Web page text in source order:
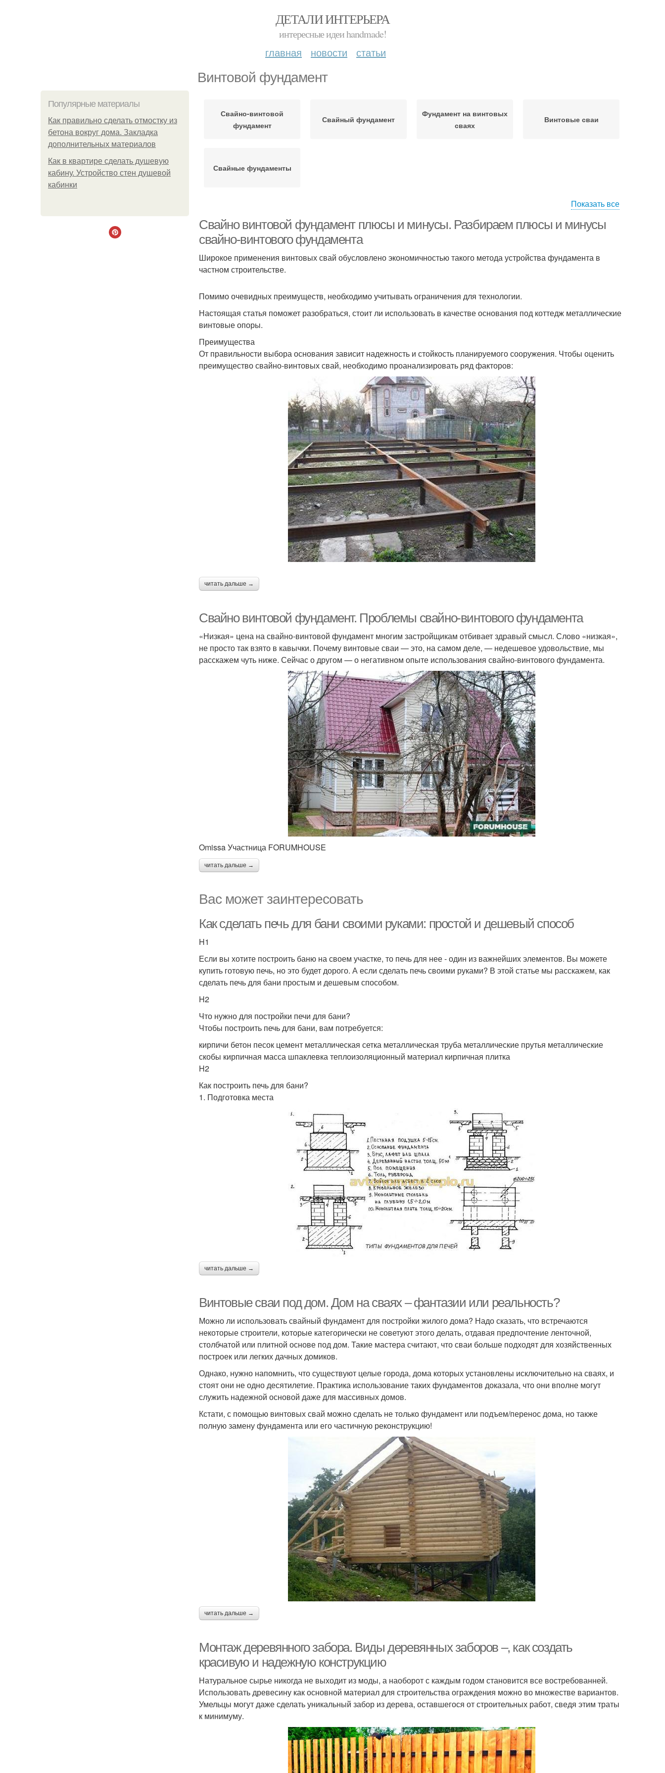
ДЕТАЛИ ИНТЕРЬЕРА
интересные идеи handmade!
главная новости статьи
Винтовой фундамент
Популярные материалы
Как правильно сделать отмостку из
бетона вокруг дома. Закладка
дополнительных материалов
Как в квартире сделать душевую
кабину. Устройство стен душевой
кабинки
Свайно-винтовой
фундамент
Свайный фундамент
Фундамент на винтовых
сваях
Винтовые сваи
Свайные фундаменты
Показать все
Свайно винтовой фундамент плюсы и минусы. Разбираем плюсы и минусы
свайно-винтового фундамента
Широкое применения винтовых свай обусловлено экономичностью такого метода устройства фундамента в
частном строительстве.
Помимо очевидных преимуществ, необходимо учитывать ограничения для технологии.
Настоящая статья поможет разобраться, стоит ли использовать в качестве основания под коттедж металлические
винтовые опоры.
Преимущества
От правильности выбора основания зависит надежность и стойкость планируемого сооружения. Чтобы оценить
преимущество свайно-винтовых свай, необходимо проанализировать ряд факторов:
читать дальше →
Свайно винтовой фундамент. Проблемы свайно-винтового фундамента
«Низкая» цена на свайно-винтовой фундамент многим застройщикам отбивает здравый смысл. Слово «низкая»,
не просто так взято в кавычки. Почему винтовые сваи — это, на самом деле, — недешевое удовольствие, мы
расскажем чуть ниже. Сейчас о другом — о негативном опыте использования свайно-винтового фундамента.
Omissa Участница FORUMHOUSE
читать дальше →
Вас может заинтересовать
Как сделать печь для бани своими руками: простой и дешевый способ
H1
Если вы хотите построить баню на своем участке, то печь для нее - один из важнейших элементов. Вы можете
купить готовую печь, но это будет дорого. А если сделать печь своими руками? В этой статье мы расскажем, как
сделать печь для бани простым и дешевым способом.
H2
Что нужно для постройки печи для бани?
Чтобы построить печь для бани, вам потребуется:
кирпичи бетон песок цемент металлическая сетка металлическая труба металлические прутья металлические
скобы кирпичная масса шпаклевка теплоизоляционный материал кирпичная плитка
H2
Как построить печь для бани?
1. Подготовка места
читать дальше →
Винтовые сваи под дом. Дом на сваях – фантазии или реальность?
Можно ли использовать свайный фундамент для постройки жилого дома? Надо сказать, что встречаются
некоторые строители, которые категорически не советуют этого делать, отдавая предпочтение ленточной,
столбчатой или плитной основе под дом. Такие мастера считают, что сваи больше подходят для хозяйственных
построек или легких дачных домиков.
Однако, нужно напомнить, что существуют целые города, дома которых установлены исключительно на сваях, и
стоят они не одно десятилетие. Практика использование таких фундаментов доказала, что они вполне могут
служить надежной основой даже для массивных домов.
Кстати, с помощью винтовых свай можно сделать не только фундамент или подъем/перенос дома, но также
полную замену фундамента или его частичную реконструкцию!
читать дальше →
Монтаж деревянного забора. Виды деревянных заборов –, как создать
красивую и надежную конструкцию
Натуральное сырье никогда не выходит из моды, а наоборот с каждым годом становится все востребованней.
Использовать древесину как основной материал для строительства ограждения можно во множестве вариантов.
Умельцы могут даже сделать уникальный забор из дерева, оставшегося от строительных работ, сведя этим траты
к минимуму.